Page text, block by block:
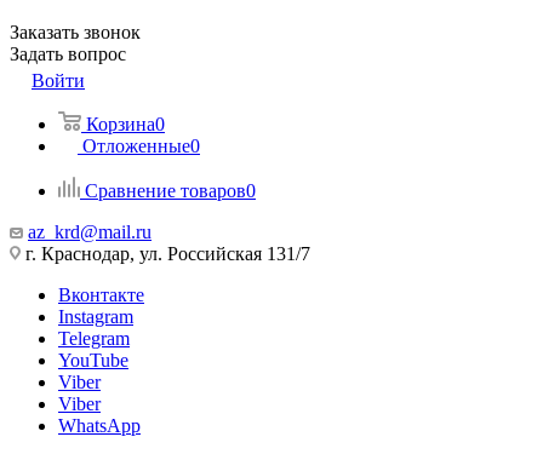
Заказать звонок
Задать вопрос
Войти
Корзина0
Отложенные0
Сравнение товаров0
az_krd@mail.ru
г. Краснодар, ул. Российская 131/7
Вконтакте
Instagram
Telegram
YouTube
Viber
Viber
WhatsApp